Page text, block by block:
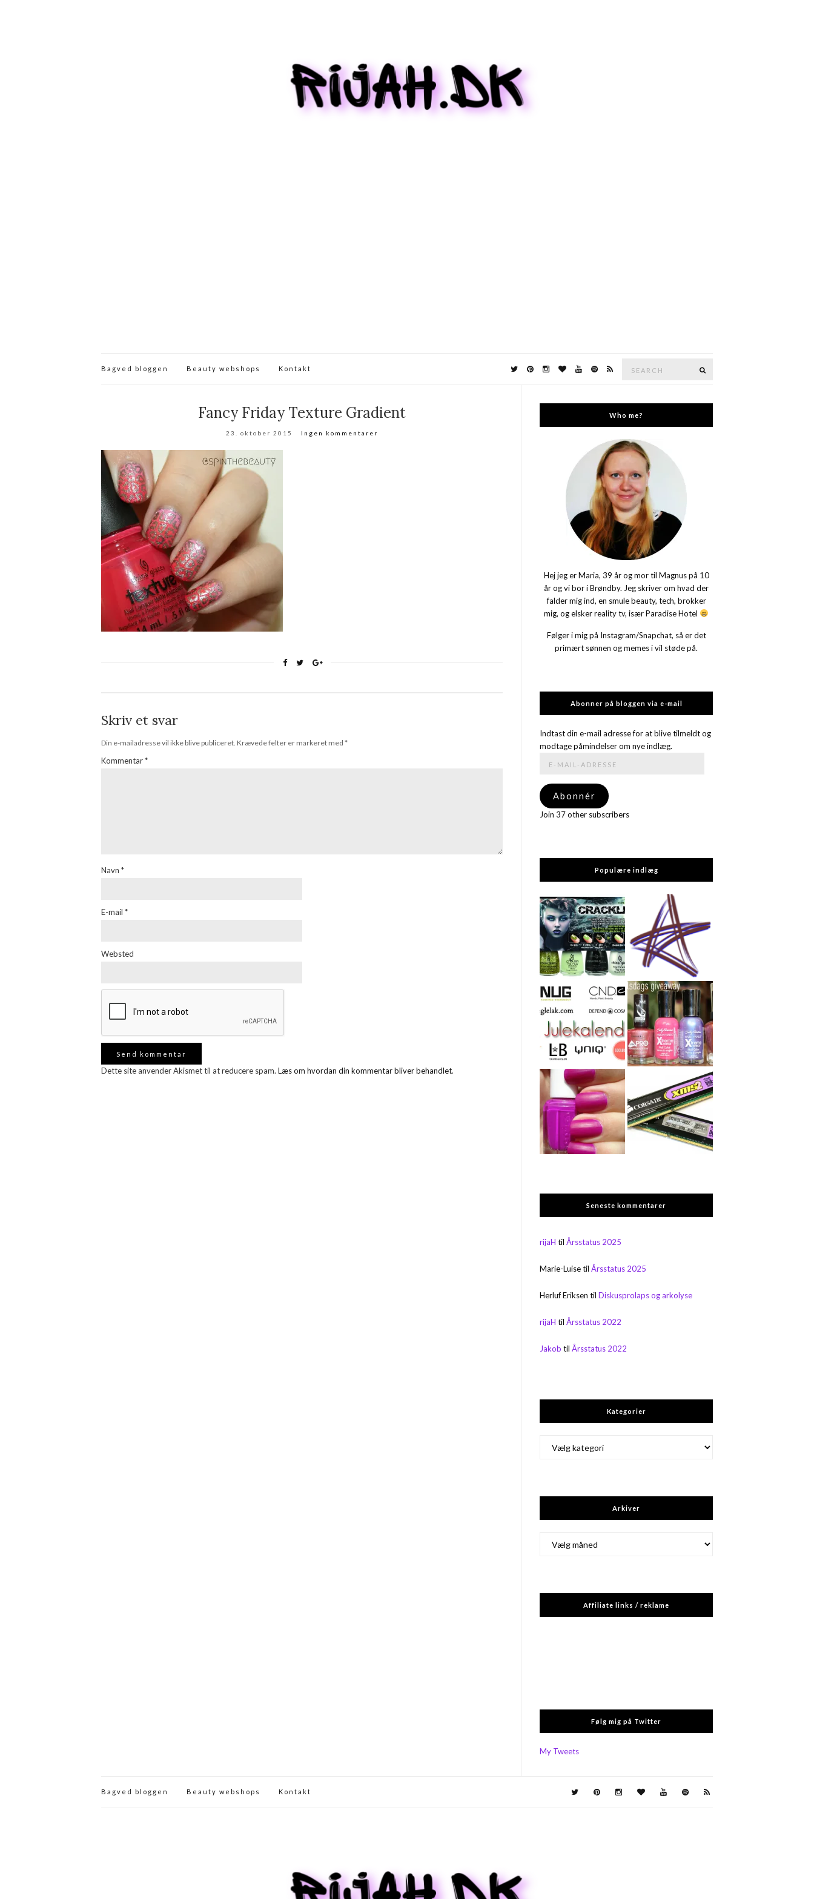
Bagved bloggen Beauty webshops Kontakt
Fancy Friday Texture Gradient
23. oktober 2015 Ingen kommentarer
Skriv et svar
Din e-mailadresse vil ikke blive publiceret. Krævede felter er markeret med *
Kommentar*
Navn *
E-mail *
Websted
Dette site anvender Akismet til at reducere spam. Læs om hvordan din kommentar bliver behandlet.
Who me?
Hej jeg er Maria, 39 år og mor til Magnus på 10
år og vi bor i Brøndby. Jeg skriver om hvad der
falder mig ind, en smule beauty, tech, brokker
mig, og elsker reality tv, især Paradise Hotel
Følger i mig på Instagram/Snapchat, så er det
primært sønnen og memes i vil støde på.
Abonner på bloggen via e-mail
Indtast din e-mail adresse for at blive tilmeldt og
modtage påmindelser om nye indlæg.
adresse
Abonnér
Join 37 other subscribers
Populære indlæg
Seneste kommentarer
rijaH tilÅrsstatus 2025
Marie-LuisetilÅrsstatus 2025
Herluf Eriksen tilDiskusprolaps og arkolyse
rijaH tilÅrsstatus 2022
Jakob tilÅrsstatus 2022
Kategorier
Arkiver
Affiliate links / reklame
Følg mig på Twitter
My Tweets
Bagved bloggen Beauty webshops Kontakt